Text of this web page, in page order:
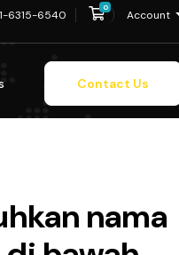
6315-6540
0
Shopping Cart
Account
Contact Us
nama